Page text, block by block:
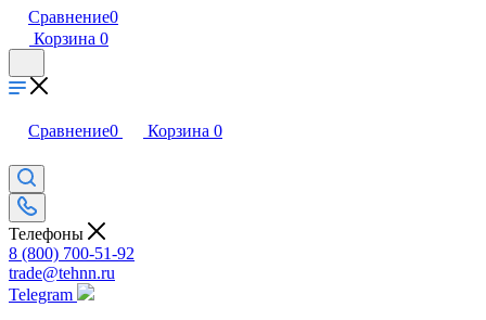
Сравнение0
Корзина 0
Сравнение0 Корзина 0
Телефоны
8 (800) 700-51-92
trade@tehnn.ru
Telegram